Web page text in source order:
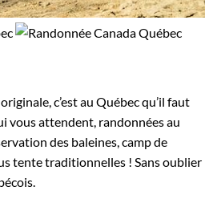
c’est au Québec qu’il faut
vous attendent, randonnées au
des baleines, camp de
tente traditionnelles ! Sans oublier